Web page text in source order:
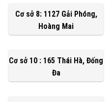
Cơ sở 8: 1127 Gải Phóng,
Hoàng Mai
Cơ sở 10 : 165 Thái Hà, Đống
Đa